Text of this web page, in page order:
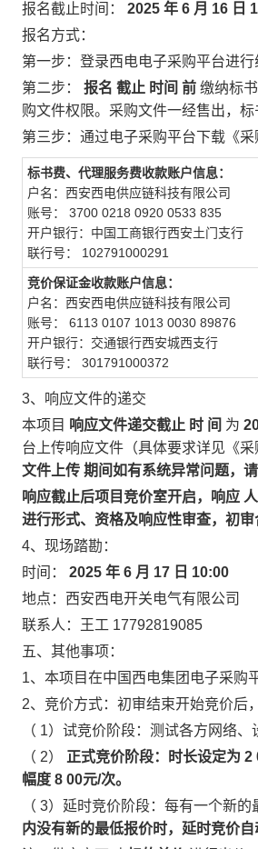
报名截止时间： 2025 年 6 月 16 日
报名方式：
第一步：登录西电电子采购平台进行
第二步： 报名 截止 时间 前 缴纳标
购文件权限。采购文件一经售出，标
第三步：通过电子采购平台下载《
标书费、代理服务费收款账户信息：
户名：西安西电供应链科技有限公司
账号： 3700 0218 0920 0533 835
开户银行：中国工商银行西安土门支行
联行号： 102791000291
竞价保证金收款账户信息：
户名：西安西电供应链科技有限公司
账号： 6113 0107 1013 0030 89876
开户银行：交通银行西安城西支行
联行号： 301791000372
3、响应文件的递交
本项目 响应文件递交截止 时 间 为
台上传响应文件（具体要求详见《
文件上传 期间如有系统异常问题，
响应截止后项目竞价室开启，响应 人
进行形式、资格及响应性审查，初
4、现场踏勘：
时间： 2025 年 6 月 17 日 10:00
地点：西安西电开关电气有限公司
联系人：王工 17792819085
五、其他事项：
1、本项目在中国西电集团电子采购
2、竞价方式：初审结束开始竞价后
（ 1）试竞价阶段：测试各方网络
（ 2） 正式竞价阶段：时长设定为 2
幅度 8 00元/次。
（ 3）延时竞价阶段：每有一个新
内没有新的最低报价时，延时竞价